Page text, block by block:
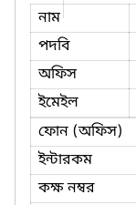
নাম
পদবি
অফিস
ইমেইল
ফোন (অফিস)
ইন্টারকম
কক্ষ নম্বর